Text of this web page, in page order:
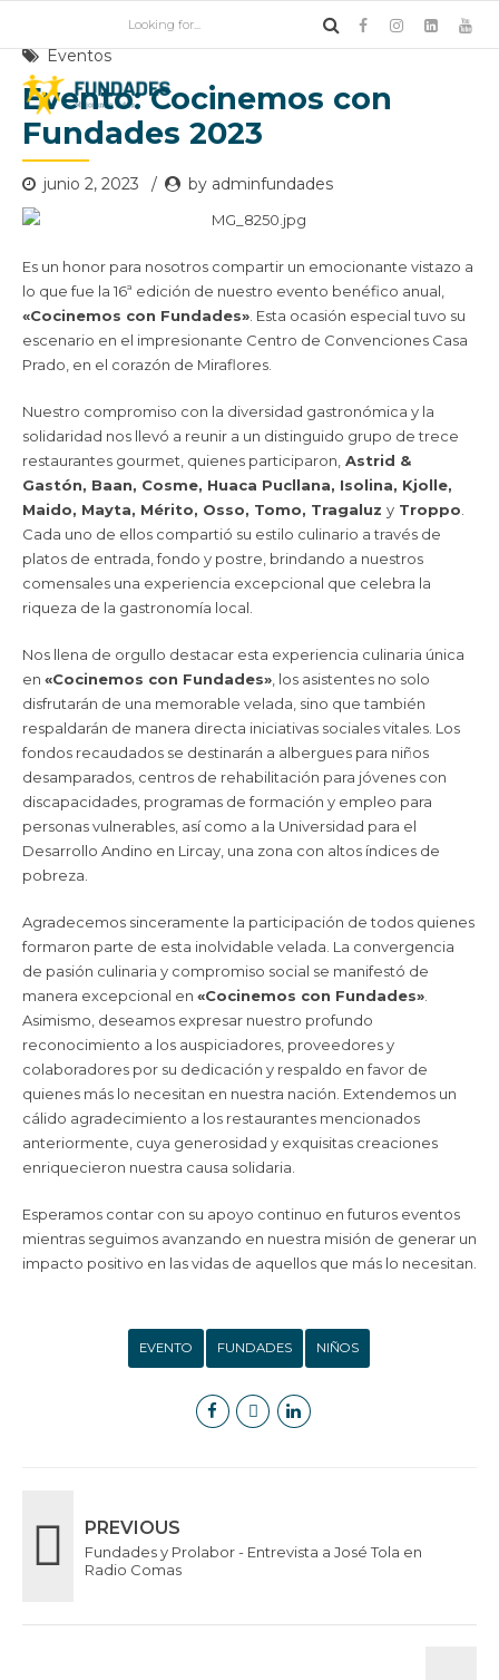
Eventos
Evento: Cocinemos con
Fundades 2023
junio 2, 2023 by adminfundades
Es un honor para nosotros compartir un emocionante vistazo a
lo que fue la 16ª edición de nuestro evento benéfico anual,
«Cocinemos con Fundades» . Esta ocasión especial tuvo su
escenario en el impresionante Centro de Convenciones Casa
Prado, en el corazón de Miraflores.
Nuestro compromiso con la diversidad gastronómica y la
solidaridad nos llevó a reunir a un distinguido grupo de trece
restaurantes gourmet, quienes participaron, Astrid &
Gastón, Baan, Cosme, Huaca Pucllana, Isolina, Kjolle,
Maido, Mayta, Mérito, Osso, Tomo, Tragaluz y Troppo
Cada uno de ellos compartió su estilo culinario a través de
platos de entrada, fondo y postre, brindando a nuestros
comensales una experiencia excepcional que celebra la
riqueza de la gastronomía local.
Nos llena de orgullo destacar esta experiencia culinaria única
en «Cocinemos con Fundades» , los asistentes no solo
disfrutarán de una memorable velada, sino que también
respaldarán de manera directa iniciativas sociales vitales. Los
fondos recaudados se destinarán a albergues para niños
desamparados, centros de rehabilitación para jóvenes con
discapacidades, programas de formación y empleo para
personas vulnerables, así como a la Universidad para el
Desarrollo Andino en Lircay, una zona con altos índices de
pobreza.
Agradecemos sinceramente la participación de todos quienes
formaron parte de esta inolvidable velada. La convergencia
de pasión culinaria y compromiso social se manifestó de
manera excepcional en «Cocinemos con Fundades»
Asimismo, deseamos expresar nuestro profundo
reconocimiento a los auspiciadores, proveedores y
colaboradores por su dedicación y respaldo en favor de
quienes más lo necesitan en nuestra nación. Extendemos un
cálido agradecimiento a los restaurantes mencionados
anteriormente, cuya generosidad y exquisitas creaciones
enriquecieron nuestra causa solidaria.
Esperamos contar con su apoyo continuo en futuros eventos
mientras seguimos avanzando en nuestra misión de generar un
impacto positivo en las vidas de aquellos que más lo necesitan.
EVENTO FUNDADES NIÑOS
PREVIOUS
Fundades y Prolabor - Entrevista a José Tola en
Radio Comas